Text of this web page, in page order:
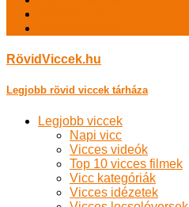
RövidViccek.hu
Legjobb rövid viccek tárháza
Legjobb viccek
Napi vicc
Vicces videók
Top 10 vicces filmek
Vicc kategóriák
Vicces idézetek